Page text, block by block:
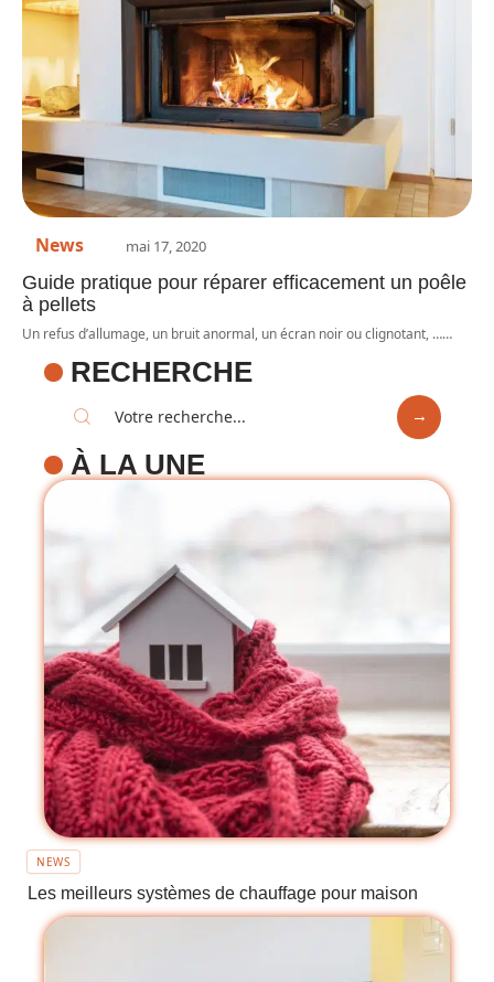
News mai 17, 2020
Guide pratique pour réparer efficacement un poêle
à pellets
Un refus d’allumage, un bruit anormal, un écran noir ou clignotant, ……
RECHERCHE
À LA UNE
NEWS
Les meilleurs systèmes de chauffage pour maison